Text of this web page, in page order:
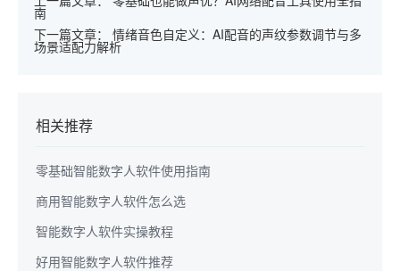
南
下一篇文章： 情绪音色自定义：AI配音的声纹参数调节与多
场景适配力解析
相关推荐
零基础智能数字人软件使用指南
商用智能数字人软件怎么选
智能数字人软件实操教程
好用智能数字人软件推荐